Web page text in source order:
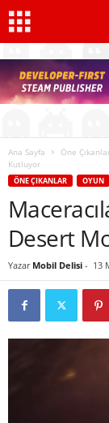
Ana Sayfa Öne
Kutluyor
ÖNE ÇIKANLAR OYUN
Desert
Yazar Mobil Delisi - 13